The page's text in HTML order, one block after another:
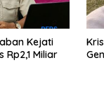
Kejati
Rp2,1 Miliar